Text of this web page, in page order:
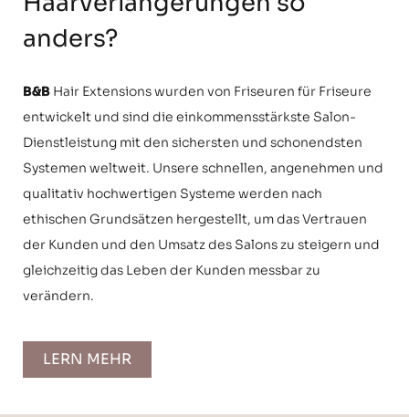
anders?
B&B Hair Extensions wurden von Friseuren für Friseure
entwickelt und sind die einkommensstärkste Salon-
Dienstleistung mit den sichersten und schonendsten
Systemen weltweit. Unsere schnellen, angenehmen und
qualitativ hochwertigen Systeme werden nach
ethischen Grundsätzen hergestellt, um das Vertrauen
der Kunden und den Umsatz des Salons zu steigern und
gleichzeitig das Leben der Kunden messbar zu
verändern.
bei ihren Kunden für Tape-in und Tressen Extensions
verwendet haben. Wunderbare Qualität, schöne Farben,
LERN MEHR